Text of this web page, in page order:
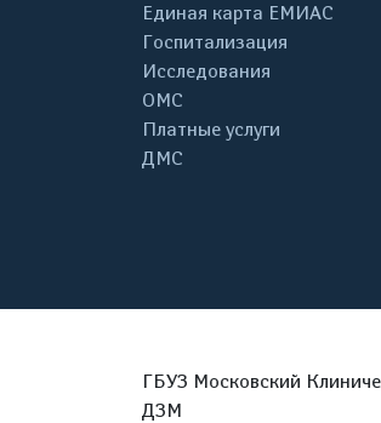
Единая карта ЕМИАС
Госпитализация
Исследования
ОМС
Платные услуги
ДМС
ГБУЗ Московский
ДЗМ